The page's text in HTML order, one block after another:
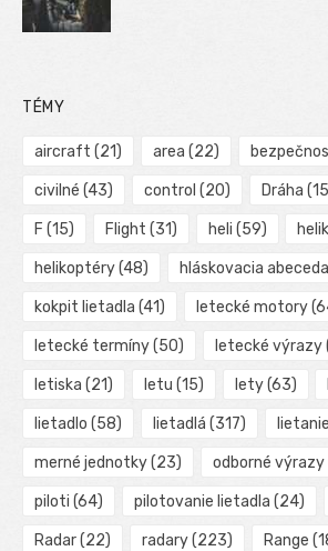
TÉMY
aircraft (21) area (22)
civilné (43) control (20) Dráha
F (15) Flight (31) heli (59)
helikoptéry(48) hláskovacia abeceda
kokpit lietadla (41) letecké motory
letecké termíny(50) letecké výrazy
letiska (21) letu (15) lety(63)
lietadlo (58) lietadlá (317) lietanie
merné jednotky(23) odborné výrazy
piloti (64) pilotovanie lietadla (24)
Radar(22) radary(223) Range